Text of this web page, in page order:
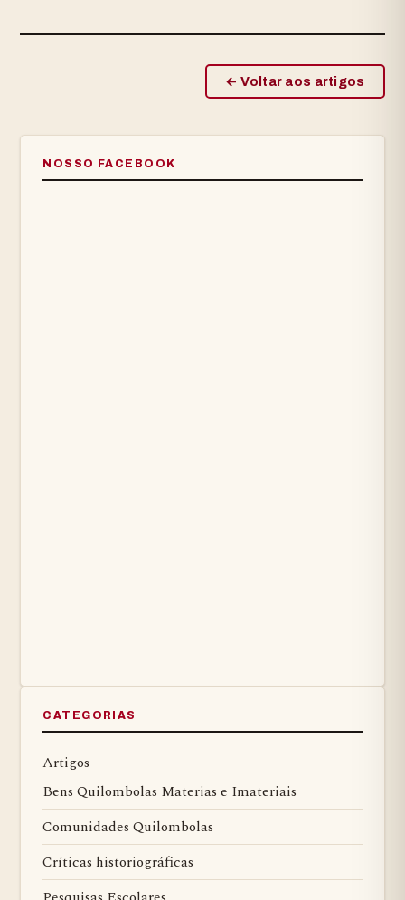
← Voltar aos artigos
NOSSO FACEBOOK
CATEGORIAS
Artigos
Bens Quilombolas Materias e Imateriais
Comunidades Quilombolas
Críticas historiográficas